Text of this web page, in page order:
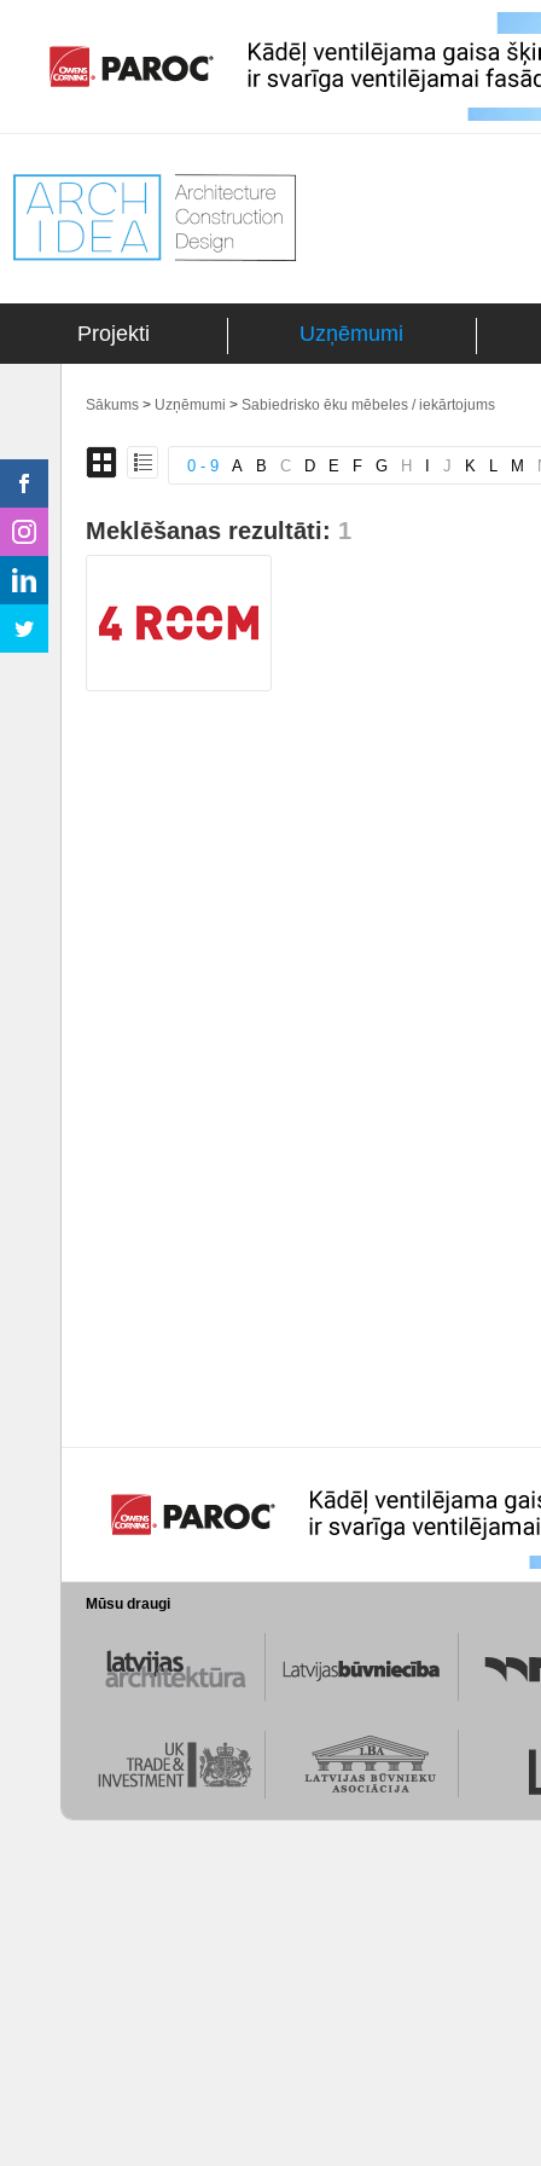
Projekti Uzņēmumi
Sākums > Uzņēmumi > Sabiedrisko ēku mēbeles / iekārtojums
0 - 9 A B C D E F G H J K L M
Meklēšanas rezultāti: 1
Mūsu draugi